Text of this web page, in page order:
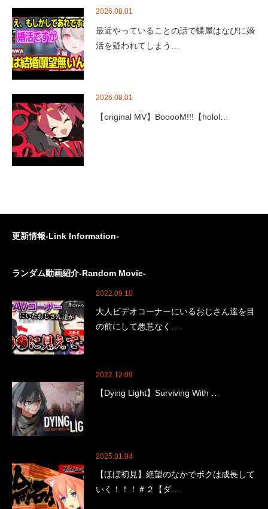
2026.08.01
最近やっていることの話で蝶屋はなびに婚
活を疑われてしまう…
2026.08.01
【original MV】BooooM!!!【holol…
更新情報-Link Information-
ランダム動画紹介-Random Movie-
2022.09.10
大人ビデオコーナーにいるおじさん達を目
の前にして悪意なく…
2022.12.09
【Dying Light】Surviving With …
2025.01.04
【ほぼ初見】絶望のなかでボクは成長して
いく！！！＃２【ダ…